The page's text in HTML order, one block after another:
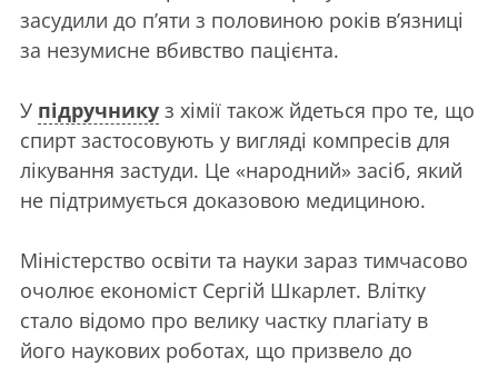
засудили до п’яти з половиною років в’язниці
за незумисне вбивство пацієнта.
У підручнику з хімії також йдеться про те, що
спирт застосовують у вигляді компресів для
лікування застуди. Це «народний» засіб, який
не підтримується доказовою медициною.
Міністерство освіти та науки зараз тимчасово
очолює економіст Сергій Шкарлет. Влітку
стало відомо про велику частку плагіату в
його наукових роботах, що призвело до